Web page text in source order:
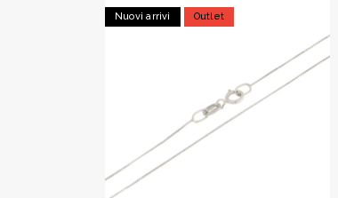
Nuovi arrivi Outlet